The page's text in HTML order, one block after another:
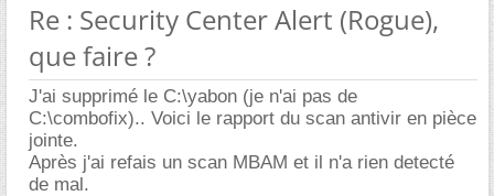
Re : Security Center Alert (Rogue),
que faire ?
J'ai supprimé le C:\yabon (je n'ai pas de
C:\combofix).. Voici le rapport du scan antivir en pièce
jointe.
Après j'ai refais un scan MBAM et il n'a rien detecté
de mal.